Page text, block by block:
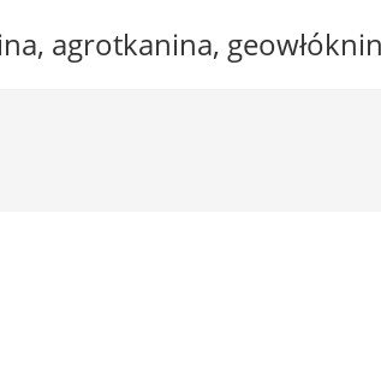
agrotkanina,